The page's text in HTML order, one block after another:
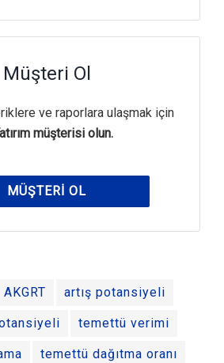
Müşteri Ol
ve raporlara ulaşmak için
müşterisi olun.
MÜŞTERI OL
AKGRT artış potansiyeli
temettü verimi
temettü dağıtma oranı